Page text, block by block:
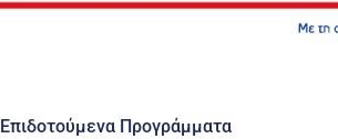
Επιδοτούμενα Προγράμματα